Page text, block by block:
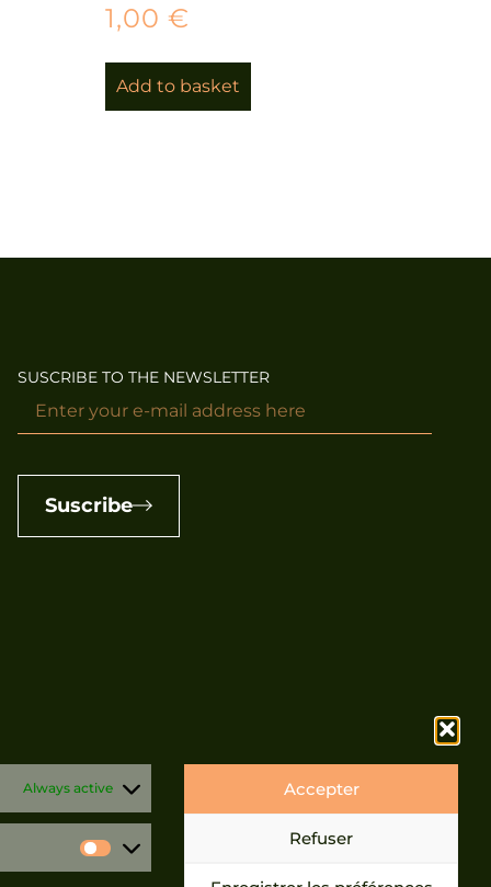
Always active Accepter
Refuser
1,00 €
Add to basket
SUSCRIBE TO THE NEWSLETTER
Suscribe